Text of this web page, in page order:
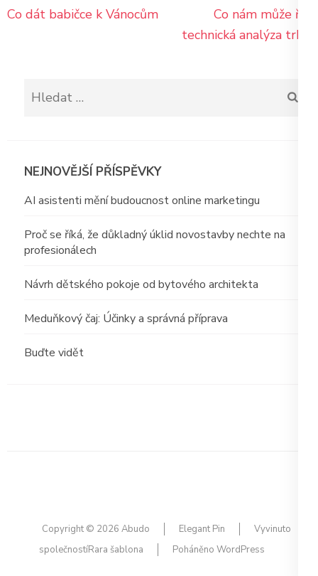
Navigace
Co dát babičce k Vánocům
Co nám může říci
technická analýza trhu
Vyhledávání
NEJNOVĚJŠÍ PŘÍSPĚVKY
AI asistenti mění budoucnost online marketingu
Proč se říká, že důkladný úklid novostavby nechte na
profesionálech
Návrh dětského pokoje od bytového architekta
Meduňkový čaj: Účinky a správná příprava
Buďte vidět
Copyright © 2026 Abudo Elegant Pin
Vyvinuto
společnostíRara šablona Poháněno WordPress